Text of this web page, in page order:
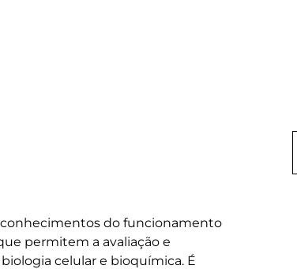
do funcionamento
permitem a avaliação e
celular e bioquímica. É